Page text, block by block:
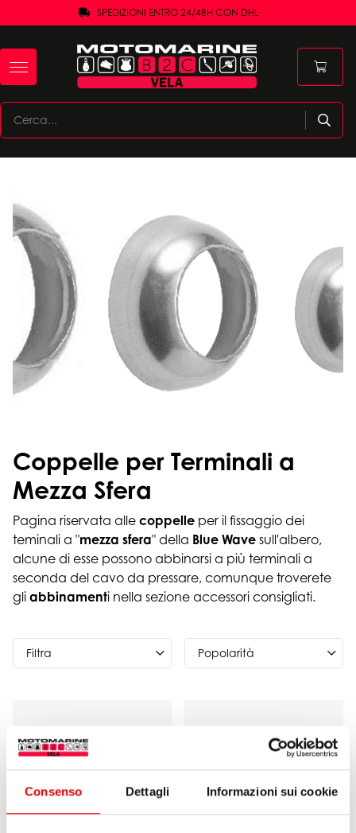
Consenso Dettagli Informazioni sui cookie
SPEDIZIONI ENTRO 24/48H CON DHL
Coppelle per Terminali a
Mezza Sfera
Pagina riservata alle coppelle per il fissaggio dei
teminali a "mezza sfera" della Blue Wave sull'albero,
alcune di esse possono abbinarsi a più terminali a
seconda del cavo da pressare, comunque troverete
gli abbinamenti nella sezione accessori consigliati.
Filtra